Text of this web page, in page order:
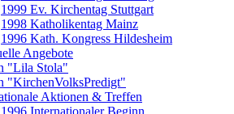
1999 Ev. Kirchentag Stuttgart
1998 Katholikentag Mainz
1996 Kath. Kongress Hildesheim
Angebote
"Lila Stola"
"KirchenVolksPredigt"
Aktionen & Treffen
1996 Internationaler Beginn